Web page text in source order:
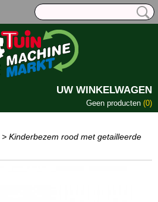
UW WINKELWAGEN
Geen producten (0)
> Kinderbezem rood met getailleerde